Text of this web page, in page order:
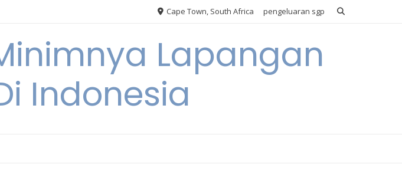
Cape Town, South Africa pengeluaran sgp
Lapangan
Indonesia